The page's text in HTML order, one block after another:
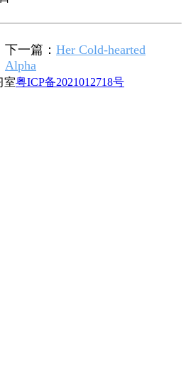
下一篇：Her Cold-hearted
Alpha
室粤ICP备2021012718号